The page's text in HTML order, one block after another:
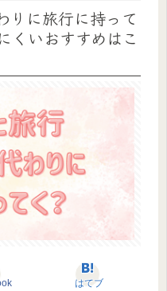
りに旅行に持って
くいおすすめはこ
はてブ